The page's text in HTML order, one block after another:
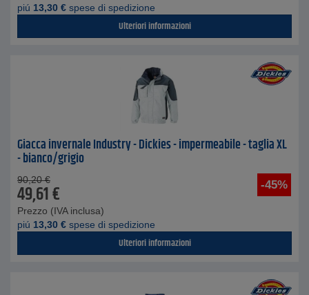
piú 13,30 € spese di spedizione
Ulteriori informazioni
Giacca invernale Industry - Dickies - impermeabile - taglia XL
- bianco/grigio
-45%
90,20 €
49,61€
Prezzo (IVA inclusa)
piú 13,30 € spese di spedizione
Ulteriori informazioni